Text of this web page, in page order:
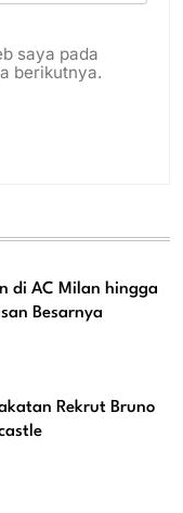
saya pada
berikutnya.
di AC Milan hingga
Besarnya
Rekrut Bruno